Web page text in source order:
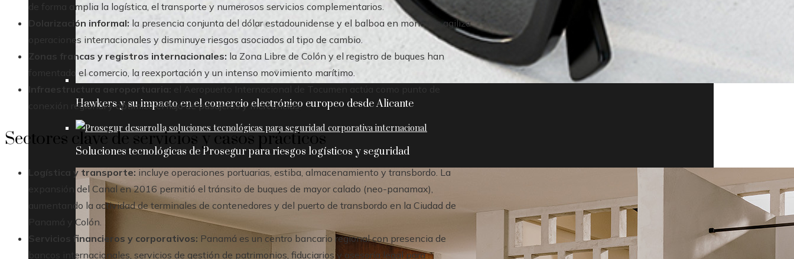
Hawkers y su impacto en el comercio electrónico europeo desde Alicante
Soluciones tecnológicas de Prosegur para riesgos logísticos y seguridad
de forma amplia la logística, el transporte y numerosos servicios complementarios.
Dolarización informal: la presencia conjunta del dólar estadounidense y el balboa en monedas agiliza
operaciones internacionales y disminuye riesgos asociados al tipo de cambio.
Zonas francas y registros internacionales: la Zona Libre de Colón y el registro de buques han
fomentado el comercio, la reexportación y un intenso movimiento marítimo.
Infraestructura aeroportuaria:
el Aeropuerto Internacional de Tocumen actúa como punto de
conexión regional y optimiza el flujo de pasajeros y mercancías.
Sectores clave de servicios y casos prácticos
Logística y transporte: incluye operaciones portuarias, estiba, almacenamiento y transbordo. La
expansión del Canal en 2016 permitió el tránsito de buques de mayor calado (neo-panamax),
aumentando la actividad de terminales de contenedores y del puerto de transbordo en la Ciudad de
Panamá y Colón.
Servicios financieros y corporativos: Panamá es un centro bancario regional con presencia de
bancos internacionales, servicios de gestión de patrimonios, fiduciarios y asesoría legal para